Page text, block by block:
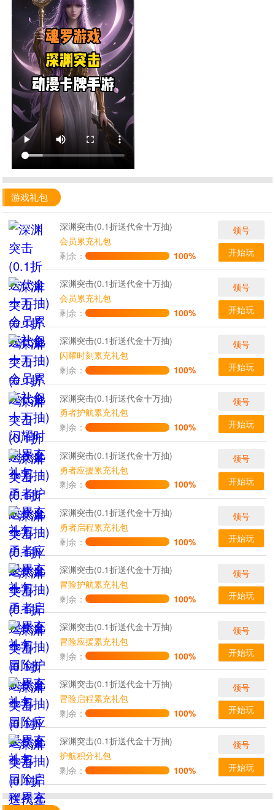
游戏礼包
深渊突击(0.1折送代金十万抽)
会员累充礼包
剩余：
100%
领号
开始玩
深渊突击(0.1折送代金十万抽)
会员累充礼包
剩余：
100%
领号
开始玩
深渊突击(0.1折送代金十万抽)
闪耀时刻累充礼包
剩余：
100%
领号
开始玩
深渊突击(0.1折送代金十万抽)
勇者护航累充礼包
剩余：
100%
领号
开始玩
深渊突击(0.1折送代金十万抽)
勇者应援累充礼包
剩余：
100%
领号
开始玩
深渊突击(0.1折送代金十万抽)
勇者启程累充礼包
剩余：
100%
领号
开始玩
深渊突击(0.1折送代金十万抽)
冒险护航累充礼包
剩余：
100%
领号
开始玩
深渊突击(0.1折送代金十万抽)
冒险应援累充礼包
剩余：
100%
领号
开始玩
深渊突击(0.1折送代金十万抽)
冒险启程累充礼包
剩余：
100%
领号
开始玩
深渊突击(0.1折送代金十万抽)
护航积分礼包
剩余：
100%
领号
开始玩